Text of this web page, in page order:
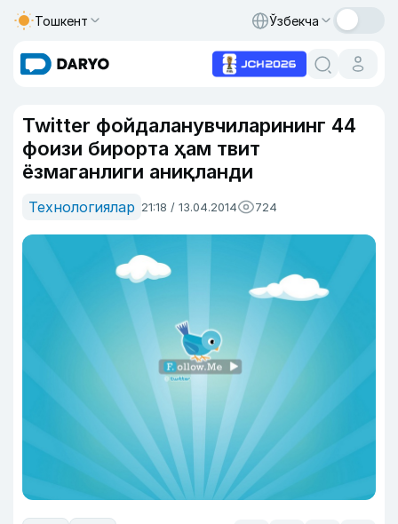
Тошкент Ўзбекча
Twitter фойдаланувчиларининг 44
фоизи бирорта ҳам твит
ёзмаганлиги аниқланди
Технологиялар 21:18 / 13.04.2014 724